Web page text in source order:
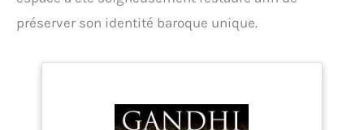
préserver son identité baroque unique.